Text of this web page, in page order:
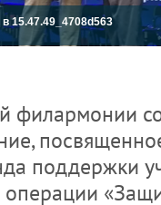
15.47.49_4708d563
филармонии
поддержки